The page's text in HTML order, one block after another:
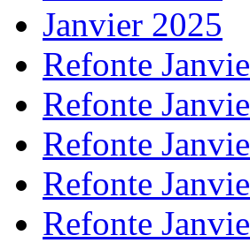
Janvier 2025
Refonte
Refonte
Refonte
Refonte
Refonte